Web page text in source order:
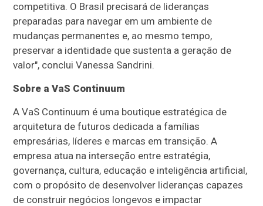
competitiva. O Brasil precisará de lideranças
preparadas para navegar em um ambiente de
mudanças permanentes e, ao mesmo tempo,
preservar a identidade que sustenta a geração de
valor", conclui Vanessa Sandrini.
Sobre a VaS Continuum
A VaS Continuum é uma boutique estratégica de
arquitetura de futuros dedicada a famílias
empresárias, líderes e marcas em transição. A
empresa atua na interseção entre estratégia,
governança, cultura, educação e inteligência artificial,
com o propósito de desenvolver lideranças capazes
de construir negócios longevos e impactar